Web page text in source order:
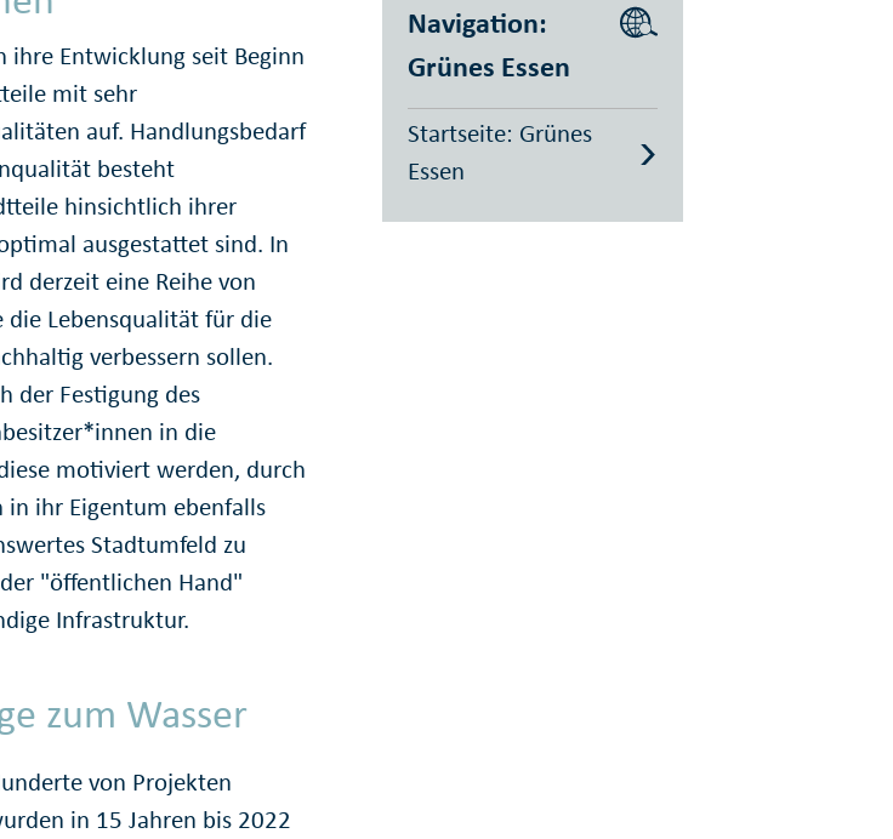
ihre Entwicklung seit Beginn
mit sehr
auf. Handlungsbedarf
besteht
hinsichtlich ihrer
ausgestattet sind. In
derzeit eine Reihe von
Lebensqualität für die
verbessern sollen.
der Festigung des
in die
motiviert werden, durch
ihr Eigentum ebenfalls
Stadtumfeld zu
"öffentlichen Hand"
Infrastruktur.
zum Wasser
von Projekten
in 15 Jahren bis 2022
Navigation:
Grünes Essen
Startseite: Grünes
Essen